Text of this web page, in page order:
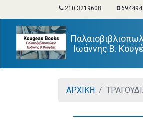
210 3219608
Ιωάννης Β.
ΑΡΧΙΚΗ